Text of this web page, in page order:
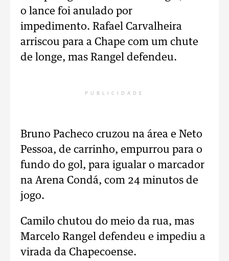
o lance foi anulado por
impedimento. Rafael Carvalheira
arriscou para a Chape com um chute
de longe, mas Rangel defendeu.
PUBLICIDADE
Bruno Pacheco cruzou na área e Neto
Pessoa, de carrinho, empurrou para o
fundo do gol, para igualar o marcador
na Arena Condá, com 24 minutos de
jogo.
Camilo chutou do meio da rua, mas
Marcelo Rangel defendeu e impediu a
virada da Chapecoense.